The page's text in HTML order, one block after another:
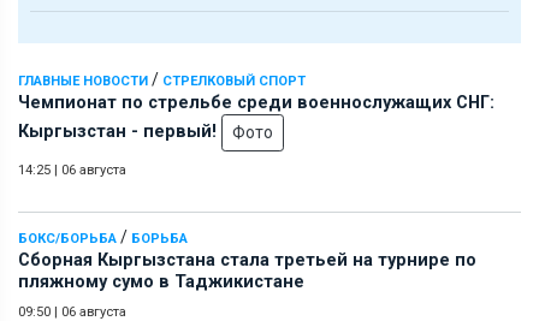
ГЛАВНЫЕ НОВОСТИ / СТРЕЛКОВЫЙ СПОРТ
Чемпионат по стрельбе среди военнослужащих СНГ:
Кыргызстан - первый!
Фото
14:25 | 06 августа
БОКС/БОРЬБА / БОРЬБА
Сборная Кыргызстана стала третьей на турнире по
пляжному сумо в Таджикистане
09:50 | 06 августа